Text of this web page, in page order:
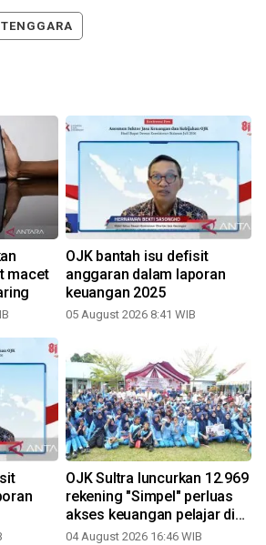
macet
OJK bantah isu defisit
anggaran dalam laporan
keuangan 2025
05 August 2026 8:41 WIB
OJK Sultra luncurkan 12.969
rekening "Simpel" perluas
akses keuangan pelajar di
Konawe
04 August 2026 16:46 WIB